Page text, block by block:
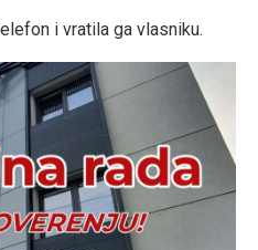
i vratila ga vlasniku.